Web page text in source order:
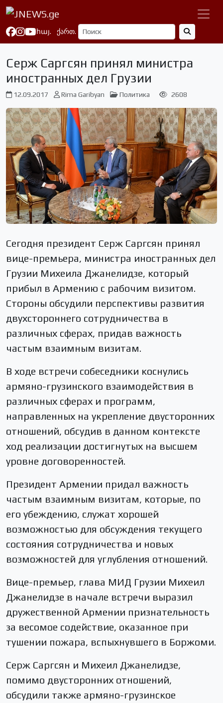
հայ. ქართ.
Серж Саргсян принял министра
иностранных дел Грузии
12.09.2017 Rima Garibyan Политика 2608
Сегодня президент Серж Саргсян принял
вице-премьера, министра иностранных дел
Грузии Михеила Джанелидзе, который
прибыл в Армению с рабочим визитом.
Стороны обсудили перспективы развития
двухстороннего сотрудничества в
различных сферах, придав важность
частым взаимным визитам.
В ходе встречи собеседники коснулись
армяно-грузинского взаимодействия в
различных сферах и программ,
направленных на укрепление двусторонних
отношений, обсудив в данном контексте
ход реализации достигнутых на высшем
уровне договоренностей.
Президент Армении придал важность
частым взаимным визитам, которые, по
его убеждению, служат хорошей
возможностью для обсуждения текущего
состояния сотрудничества и новых
возможностей для углубления отношений.
Вице-премьер, глава МИД Грузии Михеил
Джанелидзе в начале встречи выразил
дружественной Армении признательность
за весомое содействие, оказанное при
тушении пожара, вспыхнувшего в Боржоми.
Серж Саргсян и Михеил Джанелидзе,
помимо двусторонних отношений,
обсудили также армяно-грузинское